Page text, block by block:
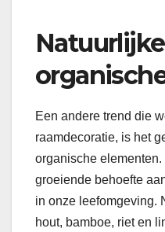
Een andere trend die
raamdecoratie, is het
organische
groeiende behoefte
in onze leefomgeving.
hout, bamboe, riet en